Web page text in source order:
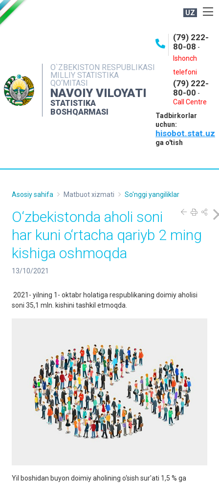
UZ
O`ZBEKISTON RESPUBLIKASI
MILLIY STATISTIKA
QO‘MITASI
NAVOIY VILOYATI
STATISTIKA
BOSHQARMASI
(79) 222-
80-08 -
Ishonch
telefoni
(79) 222-
80-00 -
Call Centre
Tadbirkorlar
uchun:
hisobot.stat.uz
ga o'tish
OCHIQ MA'LUMOTLAR
INTERAKTIV XIZMATLAR
MUROJAATLAR
Asosiy sahifa Matbuot xizmati So'nggi yangiliklar
O‘zbekistonda aholi soni
har kuni o‘rtacha qariyb 2 ming
kishiga oshmoqda
13/10/2021
2021- yilning 1- oktabr holatiga respublikaning doimiy aholisi
soni 35,1 mln. kishini tashkil etmoqda.
Yil boshidan buyon doimiy aholining o‘sish sur'ati 1,5 % ga